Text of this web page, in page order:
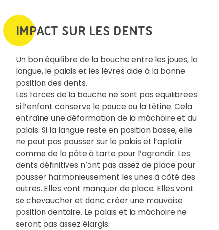
IMPACT SUR LES DENTS
Un bon équilibre de la bouche entre les joues, la
langue, le palais et les lèvres aide à la bonne
position des dents.
Les forces de la bouche ne sont pas équilibrées
si l’enfant conserve le pouce ou la tétine. Cela
entraîne une déformation de la mâchoire et du
palais. Si la langue reste en position basse, elle
ne peut pas pousser sur le palais et l’aplatir
comme de la pâte à tarte pour l’agrandir. Les
dents définitives n’ont pas assez de place pour
pousser harmonieusement les unes à côté des
autres. Elles vont manquer de place. Elles vont
se chevaucher et donc créer une mauvaise
position dentaire. Le palais et la mâchoire ne
seront pas assez élargis.